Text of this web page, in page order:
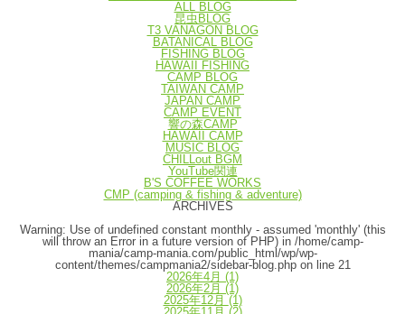
ALL BLOG
昆虫BLOG
T3 VANAGON BLOG
BATANICAL BLOG
FISHING BLOG
HAWAII FISHING
CAMP BLOG
TAIWAN CAMP
JAPAN CAMP
CAMP EVENT
響の森CAMP
HAWAII CAMP
MUSIC BLOG
CHILLout BGM
YouTube関連
B'S COFFEE WORKS
CMP (camping & fishing & adventure)
ARCHIVES
Warning: Use of undefined constant monthly - assumed 'monthly' (this
will throw an Error in a future version of PHP) in /home/camp-
mania/camp-mania.com/public_html/wp/wp-
content/themes/campmania2/sidebar-blog.phpon line 21
2026年4月 (1)
2026年2月 (1)
2025年12月 (1)